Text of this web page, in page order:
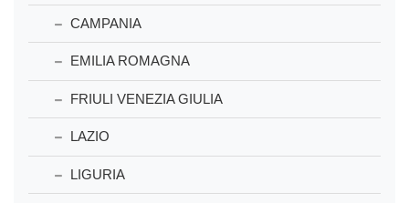
CAMPANIA
EMILIA ROMAGNA
FRIULI VENEZIA GIULIA
LAZIO
LIGURIA